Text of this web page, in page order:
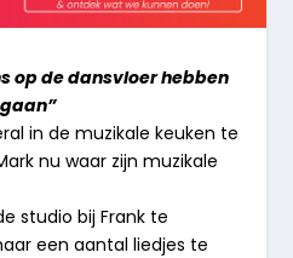
op de dansvloer hebben
in de muzikale keuken te
nu waar zijn muzikale
studio bij Frank te
een aantal liedjes te